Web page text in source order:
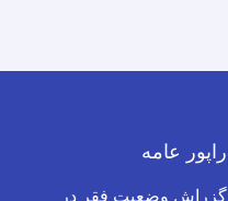
راپور عامه
گزراش وضعیت فقر در